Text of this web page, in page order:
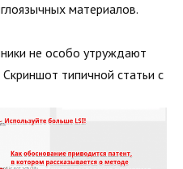
материалов.
не особо утруждают
типичной статьи с